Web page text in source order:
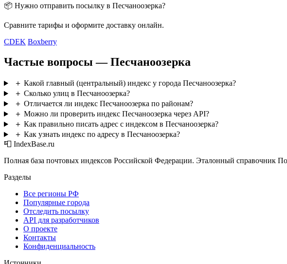
📦 Нужно отправить посылку в Песчаноозерка?
Сравните тарифы и оформите доставку онлайн.
CDEK Boxberry
Частые вопросы — Песчаноозерка
＋ Какой главный (центральный) индекс у города Песчаноозерка?
＋ Сколько улиц в Песчаноозерка?
＋ Отличается ли индекс Песчаноозерка по районам?
＋ Можно ли проверить индекс Песчаноозерка через API?
＋ Как правильно писать адрес с индексом в Песчаноозерка?
＋ Как узнать индекс по адресу в Песчаноозерка?
📮 IndexBase.ru
Полная база почтовых индексов Российской Федерации. Эталонный справочник
Разделы
Все регионы РФ
Популярные города
Отследить посылку
API для разработчиков
О проекте
Контакты
Конфиденциальность